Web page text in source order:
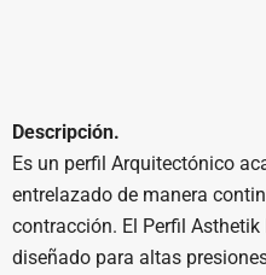
Descripción.
Es un perfil Arquitectónico
entrelazado de manera
contracción. El Perfil
diseñado para altas